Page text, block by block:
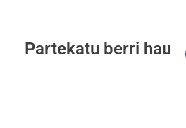
Partekatu berri hau